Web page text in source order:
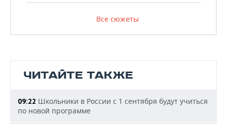
Все сюжеты
ЧИТАЙТЕ ТАКЖЕ
09:22 Школьники в России с 1 сентября будут учиться
по новой программе